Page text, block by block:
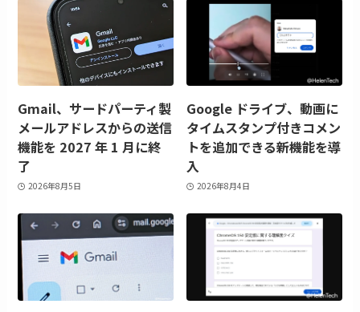
Gmail、サードパーティ製
メールアドレスからの送信
機能を 2027 年 1 月に終
了
2026年8月5日
Google ドライブ、動画に
タイムスタンプ付きコメン
トを追加できる新機能を導
入
2026年8月4日